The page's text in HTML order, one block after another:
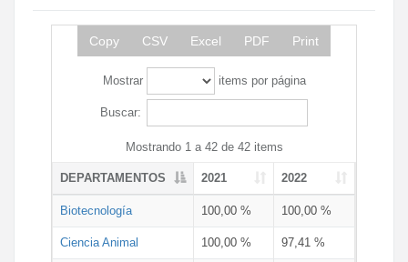
Copy CSV Excel PDF Print
Mostrar items por página
Buscar:
Mostrando 1 a 42 de 42 items
DEPARTAMENTOS 2021 2022
Biotecnología 100,00 % 100,00 %
Ciencia Animal 100,00 % 97,41 %